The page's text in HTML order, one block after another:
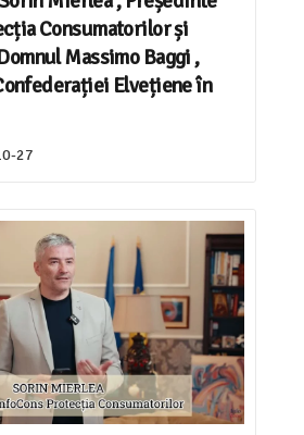
Consumatorilor și
Massimo Baggi ,
Elvețiene în
27